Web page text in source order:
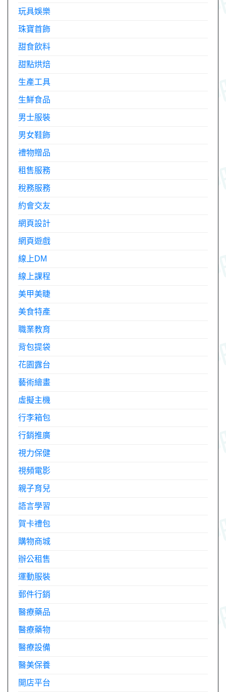
玩具娛樂
珠寶首飾
甜食飲料
甜點烘焙
生產工具
生鮮食品
男士服裝
男女鞋飾
禮物贈品
租售服務
稅務服務
約會交友
網頁設計
網頁遊戲
線上DM
線上課程
美甲美睫
美食特產
職業教育
背包提袋
花園露台
藝術繪畫
虛擬主機
行李箱包
行銷推廣
視力保健
視頻電影
親子育兒
語言學習
賀卡禮包
購物商城
辦公租售
運動服裝
郵件行銷
醫療藥品
醫療藥物
醫療設備
醫美保養
開店平台